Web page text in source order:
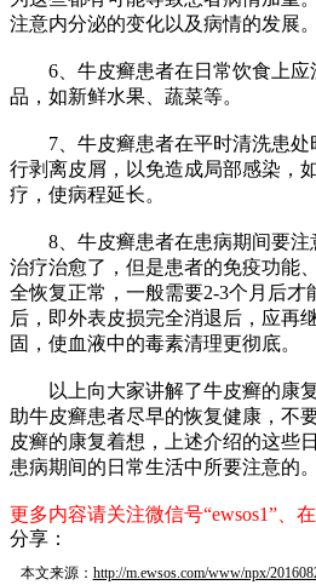
注意内分泌的变化以及病情的发展。
6、牛皮癣患者在日常饮食上应
品，如新鲜水果、蔬菜等。
7、牛皮癣患者在平时清洗患处
行剥离皮屑，以免造成局部感染，
疗，使病程延长。
8、牛皮癣患者在患病期间要注
治疗治愈了，但是患者的免疫功能
全恢复正常，一般需要2-3个月后才
后，即外表皮损完全消退后，应再
固，使血液中的毒素清理更彻底。
以上向大家讲解了牛皮癣的康复
助牛皮癣患者尽早的恢复健康，不
皮癣的康复着想，上述介绍的这些
患病期间的日常生活中所要注意的。
更多内容请关注微信号“ewsos1”、
分享：
本文来源： http://m.ewsos.com/www/npx/